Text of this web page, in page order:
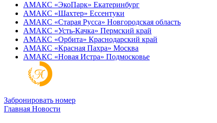
АМАКС «ЭкоПарк» Екатеринбург
АМАКС «‎Шахтер» Ессентуки
АМАКС «‎Старая Русса» Новгородская область
АМАКС «‎Усть-Качка» Пермский край
АМАКС «‎Орбита» Краснодарский край
АМАКС «‎Красная Пахра» Москва
АМАКС «‎Новая Истра» Подмосковье
Забронировать номер
Главная Новости